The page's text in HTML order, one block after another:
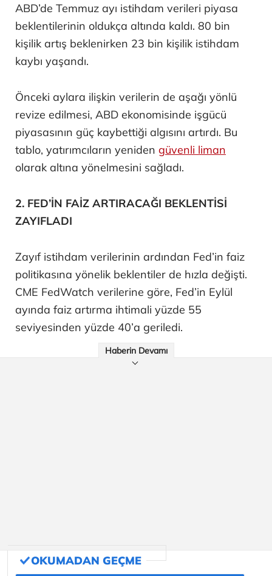
ABD’de Temmuz ayı istihdam verileri piyasa
beklentilerinin oldukça altında kaldı. 80 bin
kişilik artış beklenirken 23 bin kişilik istihdam
kaybı yaşandı.
Önceki aylara ilişkin verilerin de aşağı yönlü
revize edilmesi, ABD ekonomisinde işgücü
piyasasının güç kaybettiği algısını artırdı. Bu
tablo, yatırımcıların yeniden güvenli liman
olarak altına yönelmesini sağladı.
2. FED’İN FAİZ ARTIRACAĞI BEKLENTİSİ
ZAYIFLADI
Zayıf istihdam verilerinin ardından Fed’in faiz
politikasına yönelik beklentiler de hızla değişti.
CME FedWatch verilerine göre, Fed’in Eylül
ayında faiz artırma ihtimali yüzde 55
seviyesinden yüzde 40’a geriledi.
Haberin Devamı